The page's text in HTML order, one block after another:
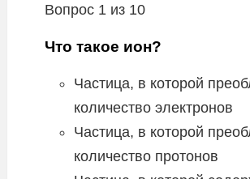
Вопрос 1 из 10
Что такое ион?
Частица, в которой
количество электронов
Частица, в которой
количество протонов